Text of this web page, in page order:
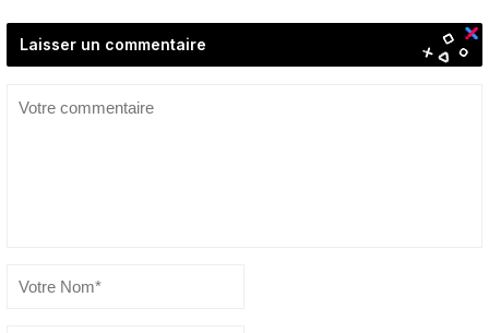
Laisser un commentaire